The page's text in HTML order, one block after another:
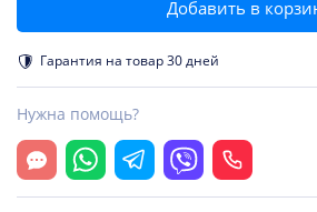
Добавить в
Гарантия на товар 30 дней
Нужна помощь?
Открыть чат
WhatsappTelegramViber Позвонить